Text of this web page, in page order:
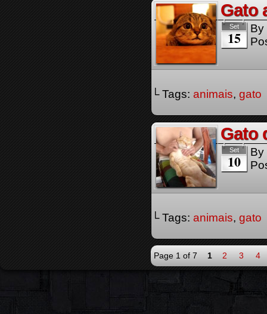
Gato
Set
15
By
└ Tags: animais, gato
Gato
Set
10
By
└ Tags: animais, gato
Page 1 of 7 1 2 3 4